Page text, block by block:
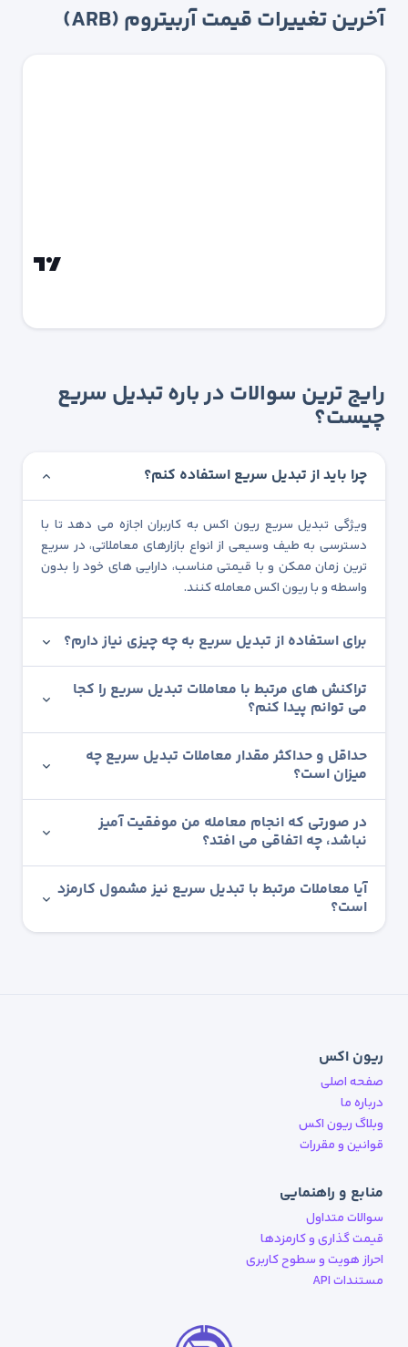
آخرین تغییرات قیمت آربیتروم (ARB)
رایج ترین سوالات در باره تبدیل سریع
چیست؟
چرا باید از تبدیل سریع استفاده کنم؟
ویژگی تبدیل سریع ریون اکس به کاربران اجازه می دهد تا با
دسترسی به طیف وسیعی از انواع بازارهای معاملاتی، در سریع
ترین زمان ممکن و با قیمتی مناسب، دارایی های خود را بدون
واسطه و با ریون اکس معامله کنند.
برای استفاده از تبدیل سریع به چه چیزی نیاز دارم؟
تراکنش های مرتبط با معاملات تبدیل سریع را کجا
می توانم پیدا کنم؟
حداقل و حداکثر مقدار معاملات تبدیل سریع چه
میزان است؟
در صورتی که انجام معامله من موفقیت آمیز
نباشد، چه اتفاقی می افتد؟
آیا معاملات مرتبط با تبدیل سریع نیز مشمول کارمزد
است؟
ریون اکس
صفحه اصلی
درباره ما
وبلاگ ریون اکس
قوانین و مقررات
منابع و راهنمایی
سوالات متداول
قیمت گذاری و کارمزدها
احراز هویت و سطوح کاربری
مستندات API